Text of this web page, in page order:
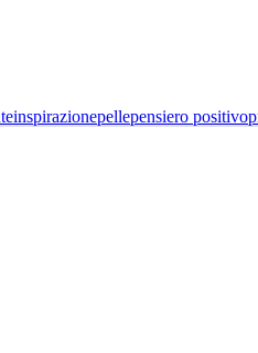
inspirazionepellepensiero positivo